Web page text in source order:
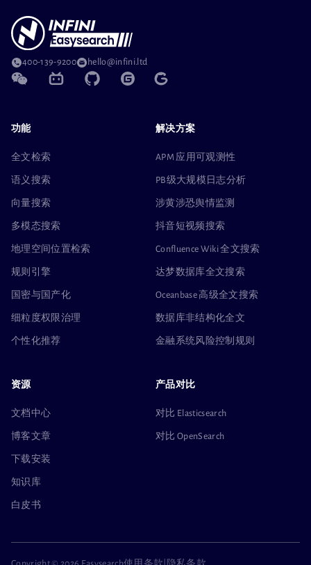
400-139-9200 hello@infini.ltd
功能
全文检索
语义搜索
向量搜索
多模态搜索
地理空间位置检索
规则引擎
国密与国产化
细粒度权限治理
个性化推荐
解决方案
APM 应用可观测性
PB级大规模日志分析
涉黄涉恐舆情监测
抖音短视频搜索
Confluence Wiki 全文搜索
达梦数据库全文搜索
Oceanbase 高级全文搜索
数据库非结构化全文
金融系统风险控制规则
资源
文档中心
博客文章
下载安装
知识库
白皮书
产品对比
对比 Elasticsearch
对比 OpenSearch